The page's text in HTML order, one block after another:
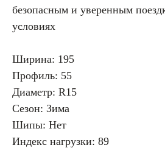
безопасным и уверенным
условиях
Ширина: 195
Профиль: 55
Диаметр: R15
Сезон: Зима
Шипы: Нет
Индекс нагрузки: 89